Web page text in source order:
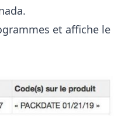
et affiche le